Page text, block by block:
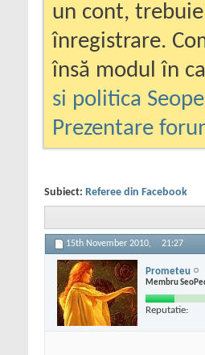
un cont,
înregistrare.
însă modul în
si politica
Prezentare
Subiect: Referee din Facebook
15th November 2010, 21:27
Prometeu
Membru
Reputatie: